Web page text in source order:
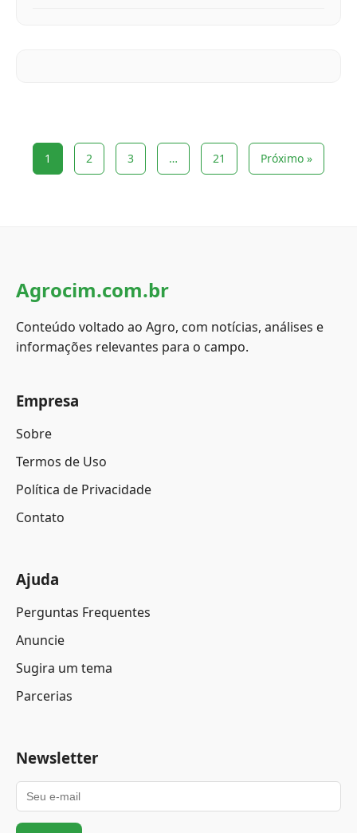
1 2 3 … 21 Próximo »
Agrocim.com.br
Conteúdo voltado ao Agro, com notícias, análises e
informações relevantes para o campo.
Empresa
Sobre
Termos de Uso
Política de Privacidade
Contato
Ajuda
Perguntas Frequentes
Anuncie
Sugira um tema
Parcerias
Newsletter